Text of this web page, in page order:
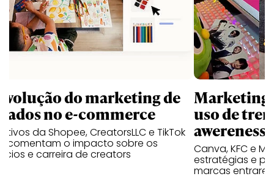
do marketing de
no e-commerce
da Shopee, CreatorsLLC e TikTok
comentam o impacto sobre os
e carreira de creators
Marketing
uso de
awereness
Canva, KFC e
estratégias e
marcas